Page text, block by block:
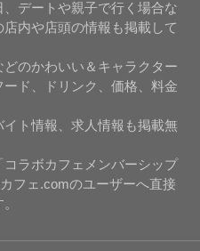
デートや親子で行く場合な
内や店頭の情報も掲載して
のかわいい＆キャラクター
ド、ドリンク、価格、料金
ト情報、求人情報も掲載無
ラボカフェメンバーシップ
フェ.comのユーザーへ直接